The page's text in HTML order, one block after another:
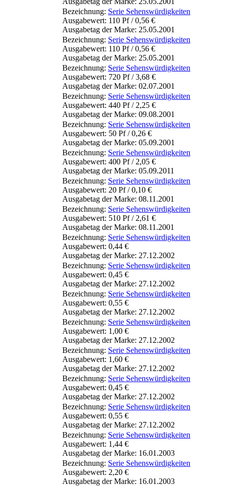
Bezeichnung: Serie Sehenswürdigkeiten
Ausgabewert: 110 Pf / 0,56 €
Ausgabetag der Marke: 25.05.2001
Bezeichnung: Serie Sehenswürdigkeiten
Ausgabewert: 110 Pf / 0,56 €
Ausgabetag der Marke: 25.05.2001
Bezeichnung: Serie Sehenswürdigkeiten
Ausgabewert: 720 Pf / 3,68 €
Ausgabetag der Marke: 02.07.2001
Bezeichnung: Serie Sehenswürdigkeiten
Ausgabewert: 440 Pf / 2,25 €
Ausgabetag der Marke: 09.08.2001
Bezeichnung: Serie Sehenswürdigkeiten
Ausgabewert: 50 Pf / 0,26 €
Ausgabetag der Marke: 05.09.2001
Bezeichnung: Serie Sehenswürdigkeiten
Ausgabewert: 400 Pf / 2,05 €
Ausgabetag der Marke: 05.09.2011
Bezeichnung: Serie Sehenswürdigkeiten
Ausgabewert: 20 Pf / 0,10 €
Ausgabetag der Marke: 08.11.2001
Bezeichnung: Serie Sehenswürdigkeiten
Ausgabewert: 510 Pf / 2,61 €
Ausgabetag der Marke: 08.11.2001
Bezeichnung: Serie Sehenswürdigkeiten
Ausgabewert: 0,44 €
Ausgabetag der Marke: 27.12.2002
Bezeichnung: Serie Sehenswürdigkeiten
Ausgabewert: 0,45 €
Ausgabetag der Marke: 27.12.2002
Bezeichnung: Serie Sehenswürdigkeiten
Ausgabewert: 0,55 €
Ausgabetag der Marke: 27.12.2002
Bezeichnung: Serie Sehenswürdigkeiten
Ausgabewert: 1,00 €
Ausgabetag der Marke: 27.12.2002
Bezeichnung: Serie Sehenswürdigkeiten
Ausgabewert: 1,60 €
Ausgabetag der Marke: 27.12.2002
Bezeichnung: Serie Sehenswürdigkeiten
Ausgabewert: 0,45 €
Ausgabetag der Marke: 27.12.2002
Bezeichnung: Serie Sehenswürdigkeiten
Ausgabewert: 0,55 €
Ausgabetag der Marke: 27.12.2002
Bezeichnung: Serie Sehenswürdigkeiten
Ausgabewert: 1,44 €
Ausgabetag der Marke: 16.01.2003
Bezeichnung: Serie Sehenswürdigkeiten
Ausgabewert: 2,20 €
Ausgabetag der Marke: 16.01.2003